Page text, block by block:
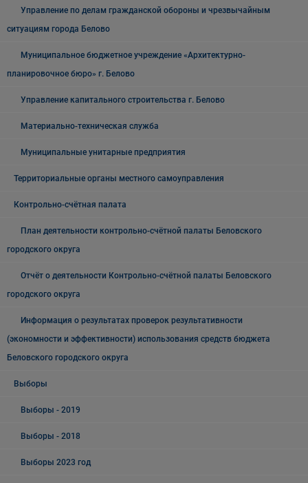
Управление по делам гражданской обороны и чрезвычайным
ситуациям города Белово
Муниципальное бюджетное учреждение «Архитектурно-
планировочное бюро» г. Белово
Управление капитального строительства г. Белово
Материально-техническая служба
Муниципальные унитарные предприятия
Территориальные органы местного самоуправления
Контрольно-счётная палата
План деятельности контрольно-счётной палаты Беловского
городского округа
Отчёт о деятельности Контрольно-счётной палаты Беловского
городского округа
Информация о результатах проверок результативности
(экономности и эффективности) использования средств бюджета
Беловского городского округа
Выборы
Выборы - 2019
Выборы - 2018
Выборы 2023 год